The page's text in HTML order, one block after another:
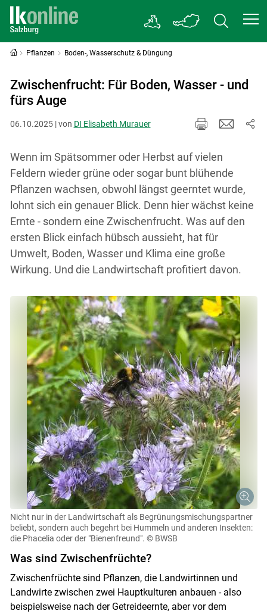
Pflanzen Boden-, Wasserschutz & Düngung
Zwischenfrucht: Für Boden, Wasser - und
fürs Auge
06.10.2025 | von DI Elisabeth Murauer
Wenn im Spätsommer oder Herbst auf vielen
Feldern wieder grüne oder sogar bunt blühende
Pflanzen wachsen, obwohl längst geerntet wurde,
lohnt sich ein genauer Blick. Denn hier wächst keine
Ernte - sondern eine Zwischenfrucht. Was auf den
ersten Blick einfach hübsch aussieht, hat für
Umwelt, Boden, Wasser und Klima eine große
Wirkung. Und die Landwirtschaft profitiert davon.
Nicht nur in der Landwirtschaft als Begrünungsmischungspartner
beliebt, sondern auch begehrt bei Hummeln und anderen Insekten:
die Phacelia oder der "Bienenfreund". © BWSB
Was sind Zwischenfrüchte?
Zwischenfrüchte sind Pflanzen, die Landwirtinnen und
Landwirte zwischen zwei Hauptkulturen anbauen - also
beispielsweise nach der Getreideernte, aber vor dem